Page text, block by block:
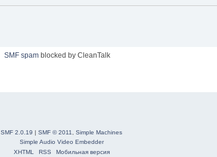
SMF spamblocked by CleanTalk
SMF 2.0.19 |SMF © 2011 ,Simple Machines
Simple Audio Video Embedder
XHTML
RSS Мобильная версия